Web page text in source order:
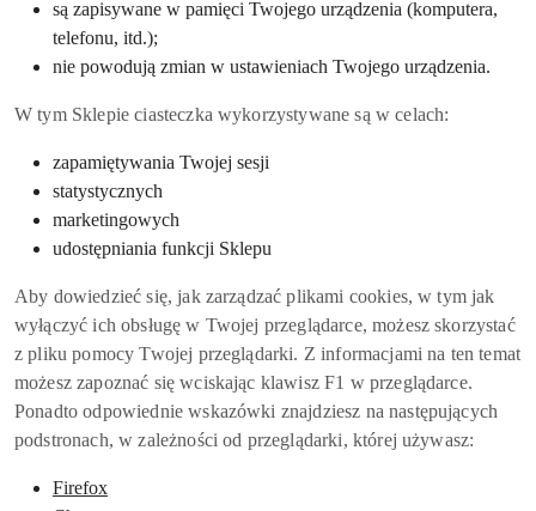
są zapisywane w pamięci Twojego urządzenia (komputera,
telefonu, itd.);
nie powodują zmian w ustawieniach Twojego urządzenia.
W tym Sklepie ciasteczka wykorzystywane są w celach:
zapamiętywania Twojej sesji
statystycznych
marketingowych
udostępniania funkcji Sklepu
Aby dowiedzieć się, jak zarządzać plikami cookies, w tym jak
wyłączyć ich obsługę w Twojej przeglądarce, możesz skorzystać
z pliku pomocy Twojej przeglądarki. Z informacjami na ten temat
możesz zapoznać się wciskając klawisz F1 w przeglądarce.
Ponadto odpowiednie wskazówki znajdziesz na następujących
podstronach, w zależności od przeglądarki, której używasz:
Firefox